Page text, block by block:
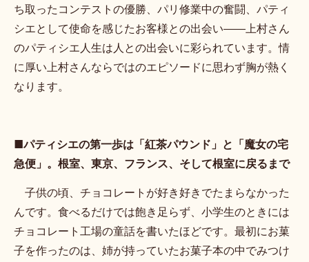
ち取ったコンテストの優勝、パリ修業中の奮闘、パティ
シエとして使命を感じたお客様との出会い――上村さん
のパティシエ人生は人との出会いに彩られています。情
に厚い上村さんならではのエピソードに思わず胸が熱く
なります。
■パティシエの第一歩は「紅茶パウンド」と「魔女の宅
急便」。根室、東京、フランス、そして根室に戻るまで
子供の頃、チョコレートが好き好きでたまらなかった
んです。食べるだけでは飽き足らず、小学生のときには
チョコレート工場の童話を書いたほどです。最初にお菓
子を作ったのは、姉が持っていたお菓子本の中でみつけ